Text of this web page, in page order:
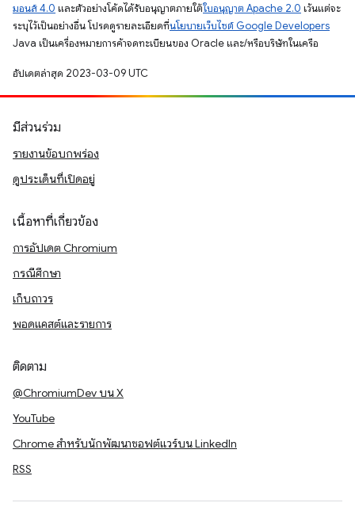
มอนส์ 4.0 และตัวอย่างโค้ดได้รับอนุญาตภายใต้ใบอนุญาต Apache 2.0 เว้นแต่จะ
ระบุไว้เป็นอย่างอื่น โปรดดูรายละเอียดที่นโยบายเว็บไซต์ Google Developers
Java เป็นเครื่องหมายการค้าจดทะเบียนของ Oracle และ/หรือบริษัทในเครือ
อัปเดตล่าสุด 2023-03-09 UTC
มีส่วนร่วม
รายงานข้อบกพร่อง
ดูประเด็นที่เปิดอยู่
เนื้อหาที่เกี่ยวข้อง
การอัปเดต Chromium
กรณีศึกษา
เก็บถาวร
พอดแคสต์และรายการ
ติดตาม
@ChromiumDev บน X
YouTube
Chrome สำหรับนักพัฒนาซอฟต์แวร์บน LinkedIn
RSS